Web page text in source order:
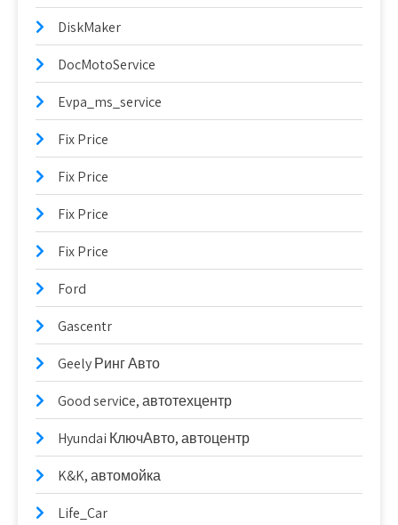
DiskMaker
DocMotoService
Evpa_ms_service
Fix Price
Fix Price
Fix Price
Fix Price
Ford
Gascentr
Geely Ринг Авто
Good serviсe, автотехцентр
Hyundai КлючАвто, автоцентр
K&K, автомойка
Life_Car